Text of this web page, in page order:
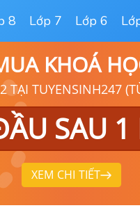
8 Lớp 7 Lớp 6
KHOÁ
TẠI TUYENSINH247
SAU 1
XEM CHI TIẾT